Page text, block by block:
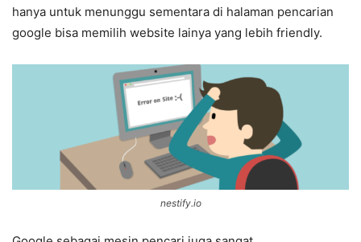
hanya untuk menunggu sementara di halaman pencarian
google bisa memilih website lainya yang lebih friendly.
nestify.io